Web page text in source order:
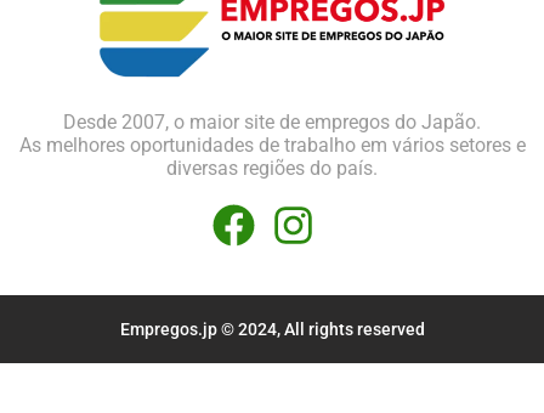
Desde 2007, o maior site de empregos do Japão.
As melhores oportunidades de trabalho em vários setores e
diversas regiões do país.
Empregos.jp © 2024, All rights reserved